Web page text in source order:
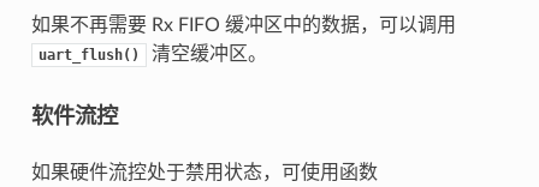
如果不再需要 Rx FIFO 缓冲区中的数据，可以调用
uart_flush() 清空缓冲区。
软件流控
如果硬件流控处于禁用状态，可使用函数